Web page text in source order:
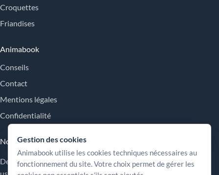
Croquettes
Friandises
Animabook
Conseils
Contact
Mentions légales
Confidentialité
Nos engagements
Des repères simples pour comparer les offres, comprendre les
usages et choisir plus sereinement.
Gestion des cookies
Animabook utilise les cookies techniques nécessaires au
fonctionnement du site. Votre choix permet de gérer les